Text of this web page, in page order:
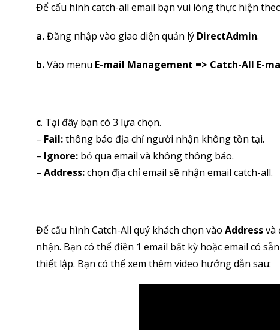
Để cấu hình catch-all email bạn vui lòng thực hiện
a.Đăng nhập vào giao diện quản lý DirectAdmin.
b.Vào menu E-mail Management => Catch-All E-
c. Tại đây bạn có 3 lựa chọn.
– Fail:thông báo địa chỉ người nhận không tồn tại.
– Ignore: bỏ qua email và không thông báo.
– Address:chọn địa chỉ email sẽ nhận email catch-all.
Để cấu hình Catch-All quý khách chọn vào Addressvà
nhận. Bạn có thể điền 1 email bất kỳ hoặc email có
thiết lập. Bạn có thể xem thêm video hướng dẫn sau: